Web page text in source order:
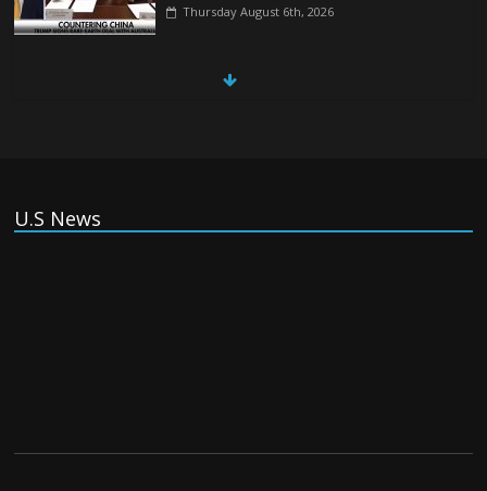
Thursday August 6th, 2026
China, Russia, Iran and North Korea
U.S News